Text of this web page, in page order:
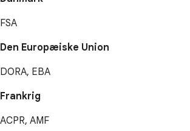
FSA
Den Europæiske Union
DORA, EBA
Frankrig
ACPR, AMF